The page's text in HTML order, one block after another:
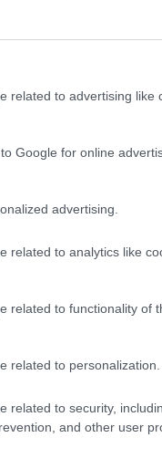
related to advertising like
Google for online
advertising.
related to analytics like
related to functionality of
related to personalization.
related to security,
and other user